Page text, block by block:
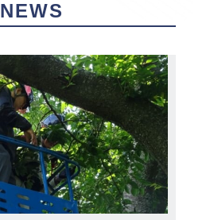
NEWS